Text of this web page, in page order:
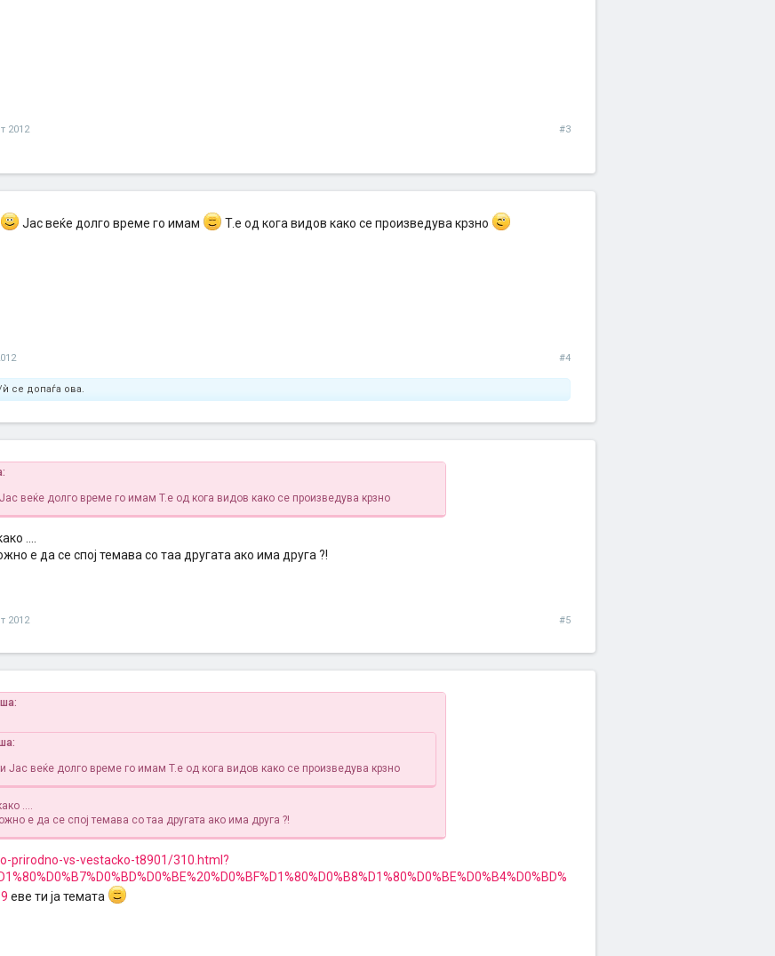
2012 #3
Jас веќе долго време го имам T.е од кога видов како се произведува крзно
#4
ѝ се допаѓа ова.
Jас веќе долго време го имам T.е од кога видов како се произведува крзно
....
е да се спој темава со таа другата ако има друга ?!
2012 #5
Jас веќе долго време го имам T.е од кога видов како се произведува крзно
....
е да се спој темава со таа другата ако има друга ?!
prirodno-vs-vestacko-t8901/310.html?
еве ти ја темата